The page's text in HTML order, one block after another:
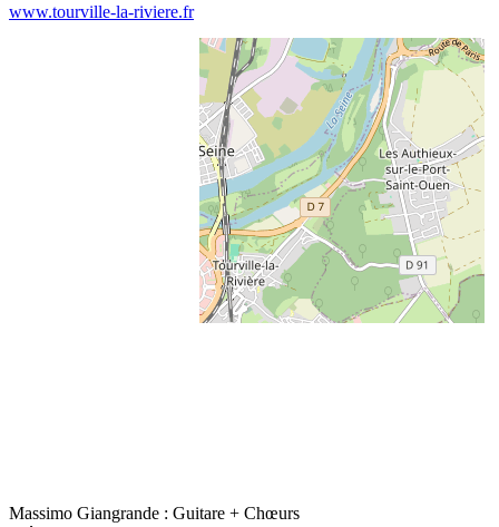
www.tourville-la-riviere.fr
Massimo Giangrande : Guitare + Chœurs